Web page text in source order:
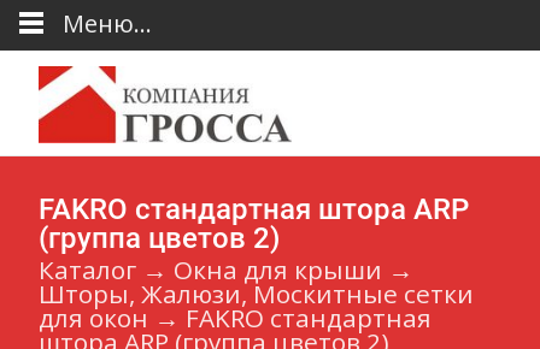
FAKRO стандартная штора ARP
(группа цветов 2)
Каталог → Окна для крыши →
Шторы, Жалюзи, Москитные сетки
для окон → FAKRO стандартная
штора ARP (группа цветов 2)
Меню...